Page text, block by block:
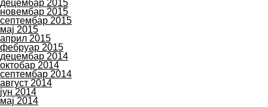
децембар 2015
новембар 2015
септембар 2015
мај 2015
април 2015
фебруар 2015
децембар 2014
октобар 2014
септембар 2014
август 2014
јун 2014
мај 2014